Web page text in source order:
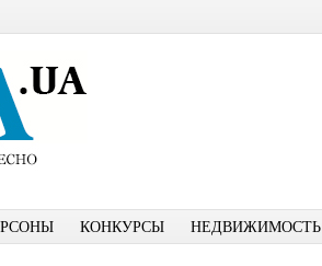
КОНКУРСЫ НЕДВИЖИМОСТЬ